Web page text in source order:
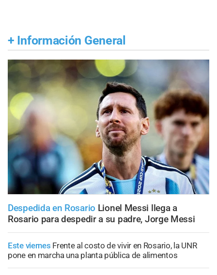
+ Información General
Despedida en Rosario Lionel Messi llega a
Rosario para despedir a su padre, Jorge Messi
Este viernes Frente al costo de vivir en Rosario, la UNR
pone en marcha una planta pública de alimentos